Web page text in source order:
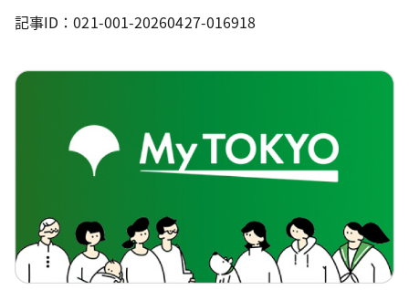
記事ID：021-001-20260427-016918